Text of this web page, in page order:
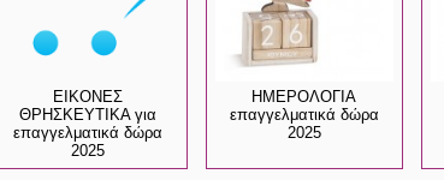
ΕΙΚΟΝΕΣ
ΘΡΗΣΚΕΥΤΙΚΑ για
επαγγελματικά δώρα
2025
ΗΜΕΡΟΛΟΓΙΑ
επαγγελματικά δώρα
2025